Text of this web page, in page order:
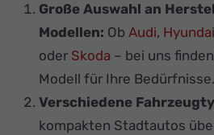
Große Auswahl an
Modellen: Ob Audi, Hyundai
oder Skoda – bei uns
Modell für Ihre Bedürfnisse.
Verschiedene
kompakten Stadtautos